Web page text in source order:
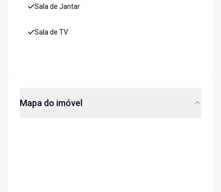
Sala de Jantar
Sala de TV
Mapa do imóvel